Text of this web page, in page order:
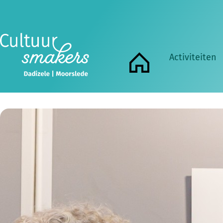
Home
Activiteiten
Cultuursmakers vzw organiseerde vorig jaar
was een groot